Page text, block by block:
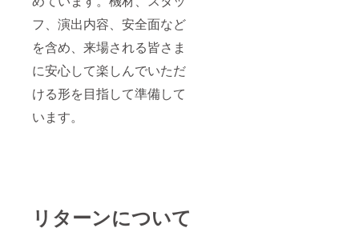
フ、演出内容、安全面など
を含め、来場される皆さま
に安心して楽しんでいただ
ける形を目指して準備して
います。
リターンについて